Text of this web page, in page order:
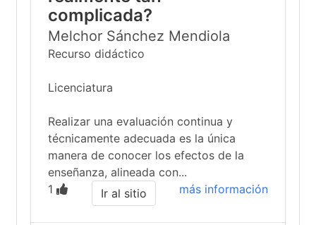
complicada?
Melchor Sánchez Mendiola
Recurso didáctico
Licenciatura
Realizar una evaluación continua y
técnicamente adecuada es la única
manera de conocer los efectos de la
enseñanza, alineada con...
1
más información
Ir al sitio